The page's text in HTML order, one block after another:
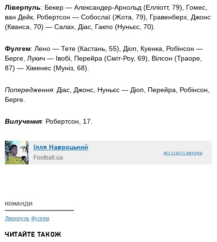
Ліверпуль: Бекер — Александер-Арнольд (Елліотт, 79), Гомес,
ван Дейк, Робертсон — Собослаї (Жота, 79), Гравенберх, Джонс
(Кванса, 70) — Салах, Діас, Гакпо (Нуньєс, 70).
Фулгем: Лено — Тете (Кастань, 55), Діоп, Куенка, Робінсон —
Берге, Лукич — Івобі, Перейра (Сміт-Роу, 69), Вілсон (Траоре,
87) — Хіменес (Муніз, 68).
Попередження: Діас, Джонс, Нуньєс — Діоп, Перейра, Робінсон,
Берге.
Вилучення: Робертсон, 17.
Ілля Навроцький
Football.ua
всі статті автора
КОМАНДИ
Ліверпуль Фулгем
ЧИТАЙТЕ ТАКОЖ